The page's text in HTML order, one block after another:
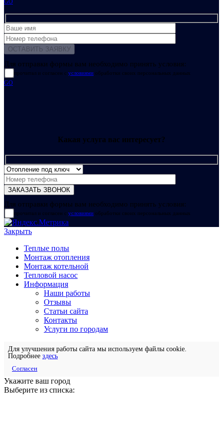
Для отправки формы вам необходимо принять условия:
прочитал и согласен с условиями обработки своих персональных данных
GO
Какая услуга вас интересует?
Для отправки формы вам необходимо принять условия:
прочитал и согласен с условиями обработки своих персональных данных
Закрыть
Теплые полы
Монтаж отопления
Монтаж котельной
Тепловой насос
Информация
Наши работы
Отзывы
Статьи сайта
Контакты
Услуги по городам
Для улучшения работы сайта мы используем файлы cookie.
Подробнее здесь
Согласен
Укажите ваш город
Выберите из списка: